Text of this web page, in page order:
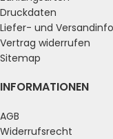
Druckdaten
Liefer- und
Vertrag widerrufen
Sitemap
INFORMATIONEN
AGB
Widerrufsrecht